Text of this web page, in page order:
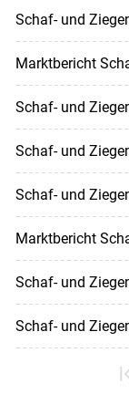
Schaf- und
Marktbericht
Schaf- und
Schaf- und
Schaf- und
Marktbericht
Schaf- und
Schaf- und